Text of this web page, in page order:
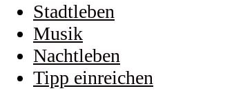
Stadtleben
Musik
Nachtleben
Tipp einreichen